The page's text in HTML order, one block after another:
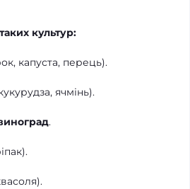
культур:
капуста, перець).
ячмінь).
.